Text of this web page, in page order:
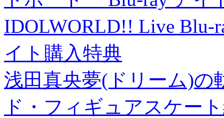
IDOLWORLD!! Live Blu-
イト購入特典
浅田真央夢(ドリーム)の
ド・フィギュアスケー